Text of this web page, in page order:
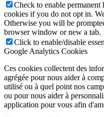
Check to enable permanent
cookies if you do not opt in.
Otherwise you will be
browser window or new a tab.
Click to enable/disable
Google Analytics Cookies
Ces cookies collectent des
agrégée pour nous aider à
utilisé ou à quel point nos
ou pour nous aider à
application pour vous afin